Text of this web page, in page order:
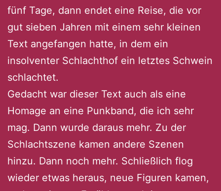
fünf Tage, dann endet eine Reise, die vor
gut sieben Jahren mit einem sehr kleinen
Text angefangen hatte, in dem ein
insolventer Schlachthof ein letztes Schwein
schlachtet.
Gedacht war dieser Text auch als eine
Homage an eine Punkband, die ich sehr
mag. Dann wurde daraus mehr. Zu der
Schlachtszene kamen andere Szenen
hinzu. Dann noch mehr. Schließlich flog
wieder etwas heraus, neue Figuren kamen,